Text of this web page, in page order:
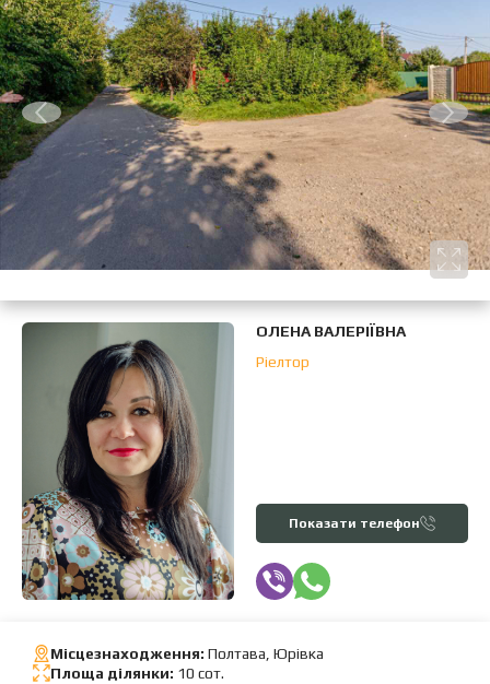
ОЛЕНА ВАЛЕРІЇВНА
Ріелтор
Показати телефон
Місцезнаходження: Полтава, Юрівка
Площа ділянки: 10 сот.